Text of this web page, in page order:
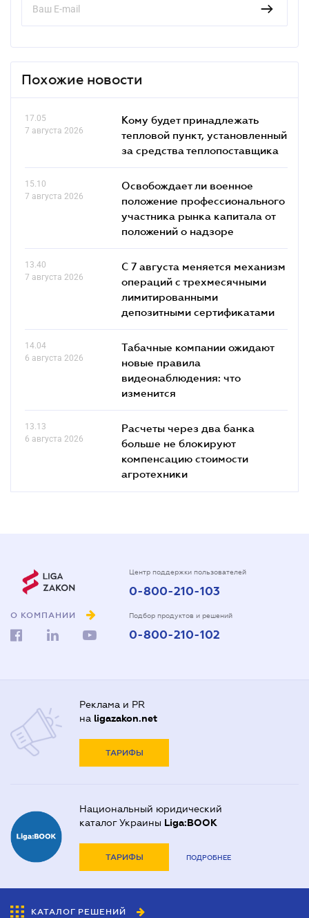
Похожие новости
17.05
7 августа 2026
Кому будет принадлежать
тепловой пункт, установленный
за средства теплопоставщика
15.10
7 августа 2026
Освобождает ли военное
положение профессионального
участника рынка капитала от
положений о надзоре
13.40
7 августа 2026
С 7 августа меняется механизм
операций с трехмесячными
лимитированными
депозитными сертификатами
14.04
6 августа 2026
Табачные компании ожидают
новые правила
видеонаблюдения: что
изменится
13.13
6 августа 2026
Расчеты через два банка
больше не блокируют
компенсацию стоимости
агротехники
О КОМПАНИИ
Центр поддержки пользователей
0-800-210-103
Подбор продуктов и решений
0-800-210-102
Реклама и PR
на ligazakon.net
ТАРИФЫ
Национальный юридический
каталог Украины Liga:BOOK
ТАРИФЫ ПОДРОБНЕЕ
КАТАЛОГ РЕШЕНИЙ